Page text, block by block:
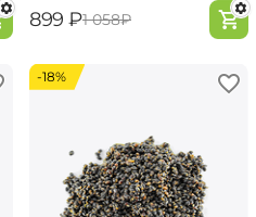
‍899‍ ₽‍1 058‍₽
-18%